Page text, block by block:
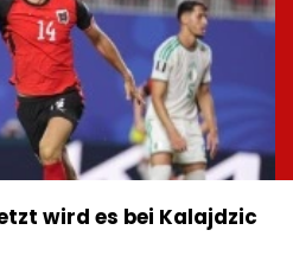
wird es bei Kalajdzic